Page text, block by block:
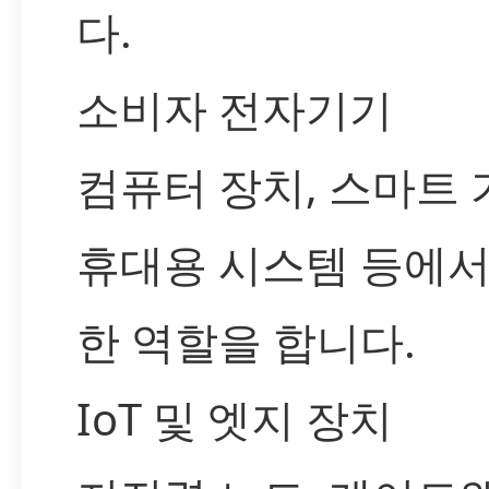
다.
소비자 전자기기
컴퓨터 장치, 스마트
휴대용 시스템 등에
한 역할을 합니다.
IoT 및 엣지 장치